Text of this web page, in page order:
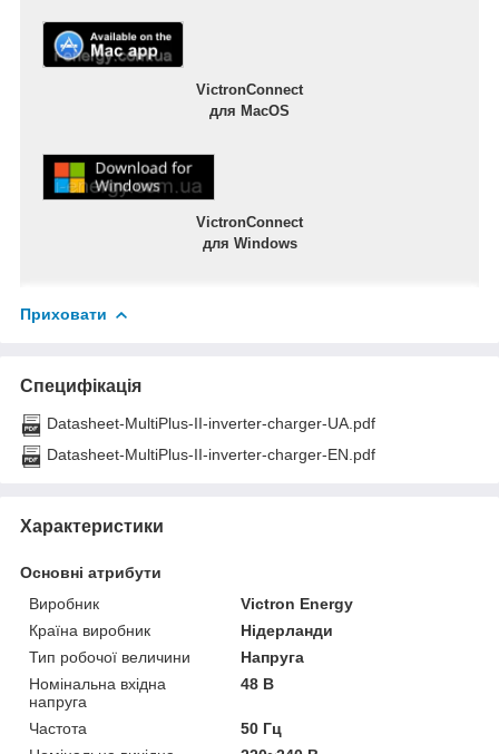
VictronConnect
для MacOS
VictronConnect
для Windows
Приховати
Специфікація
Datasheet-MultiPlus-II-inverter-charger-UA.pdf
Datasheet-MultiPlus-II-inverter-charger-EN.pdf
Характеристики
Основні атрибути
Виробник
Victron Energy
Країна виробник
Нідерланди
Тип робочої величини
Напруга
Номінальна вхідна
напруга
48 В
Частота
50 Гц